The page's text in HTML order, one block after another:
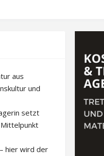
aus
und
setzt
hier wird der